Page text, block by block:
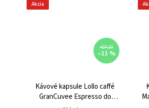
Akcia
€27,19
–11 %
Kávové kapsule Lollo caffé
GranCuvee Espresso do